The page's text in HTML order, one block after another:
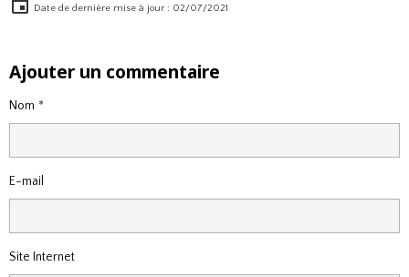
Date de dernière mise à jour : 02/07/2021
Ajouter un commentaire
Nom
E-mail
Site Internet